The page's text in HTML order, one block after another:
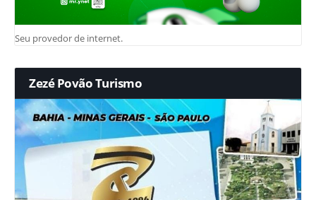
Seu provedor de internet.
Zezé Povão Turismo